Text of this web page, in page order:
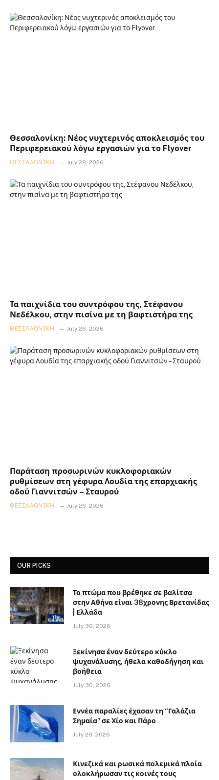
Θεσσαλονίκη: Νέος νυχτερινός αποκλεισμός του
Περιφερειακού λόγω εργασιών για το Flyover
ΘΕΣΣΑΛΟΝΊΚΗ July 28, 2026
Τα παιχνίδια του συντρόφου της, Στέφανου
Νεδέλκου, στην πισίνα με τη βαφτιστήρα της
ΘΕΣΣΑΛΟΝΊΚΗ July 26, 2026
Παράταση προσωρινών κυκλοφοριακών
ρυθμίσεων στη γέφυρα Λουδία της επαρχιακής
οδού Γιαννιτσών – Σταυρού
ΘΕΣΣΑΛΟΝΊΚΗ July 26, 2026
OUR PICKS
Το πτώμα που βρέθηκε σε βαλίτσα
στην Αθήνα είναι 38χρονης Βρετανίδας
| Ελλάδα
July 30, 2026
Ξεκίνησα έναν δεύτερο κύκλο
ψυχανάλυσης, ήθελα καθοδήγηση και
βοήθεια
July 30, 2026
Εννέα παραλίες έχασαν τη “Γαλάζια
Σημαία” σε Χίο και Πάρο
July 29, 2026
Κινεζικά και ρωσικά πολεμικά πλοία
ολοκλήρωσαν τις κοινές τους